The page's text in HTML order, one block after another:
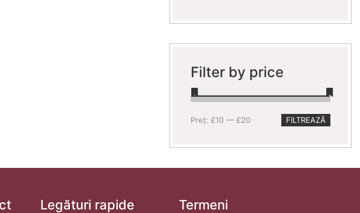
Filter by price
Preț
Preț
FILTREAZĂ
Preț: £10 — £20
Legături rapide Termeni